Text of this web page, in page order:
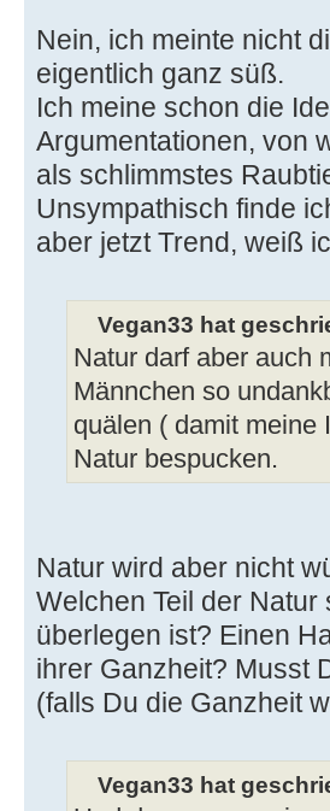
Nein, ich meinte nicht
eigentlich ganz süß.
Ich meine schon die
Argumentationen, von
als schlimmstes
Unsympathisch finde
aber jetzt Trend, weiß
Vegan33 hat
Natur darf aber auch
Männchen so
quälen ( damit meine
Natur bespucken.
Natur wird aber nicht
Welchen Teil der
überlegen ist? Einen
ihrer Ganzheit? Musst
(falls Du die Ganzheit
Vegan33 hat